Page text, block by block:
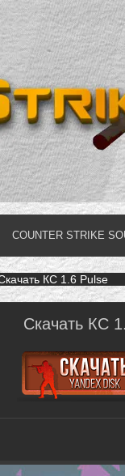
COUNTER STRIKE
КС 1.6 Pulse
Скачать КС